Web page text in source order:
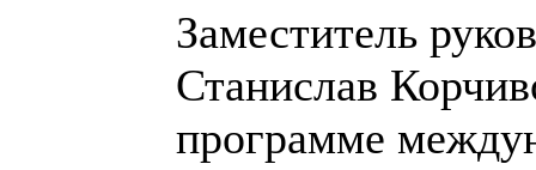
Заместитель
Станислав
программе